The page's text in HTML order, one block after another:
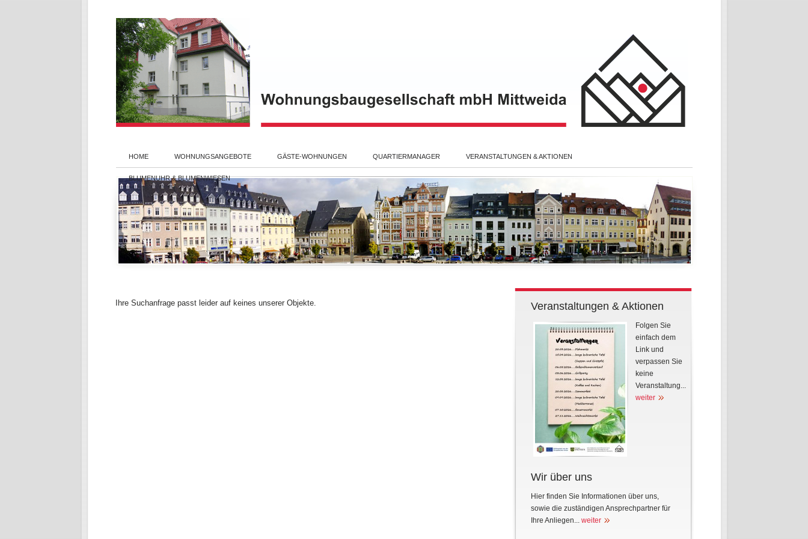
HOME WOHNUNGSANGEBOTE GÄSTE-WOHNUNGEN QUARTIERMANAGER VERANSTALTUNGEN & AKTIONEN
BLUMENUHR & BLUMENWIESEN
Ihre Suchanfrage passt leider auf keines unserer Objekte. Veranstaltungen & Aktionen
Folgen Sie
einfach dem
Link und
verpassen Sie
keine
Veranstaltung...
weiter
Wir über uns
Hier finden Sie Informationen über uns,
sowie die zuständigen Ansprechpartner für
Ihre Anliegen... weiter